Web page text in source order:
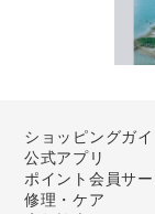
ショッピングガイ
公式アプリ
ポイント会員サー
修理・ケア